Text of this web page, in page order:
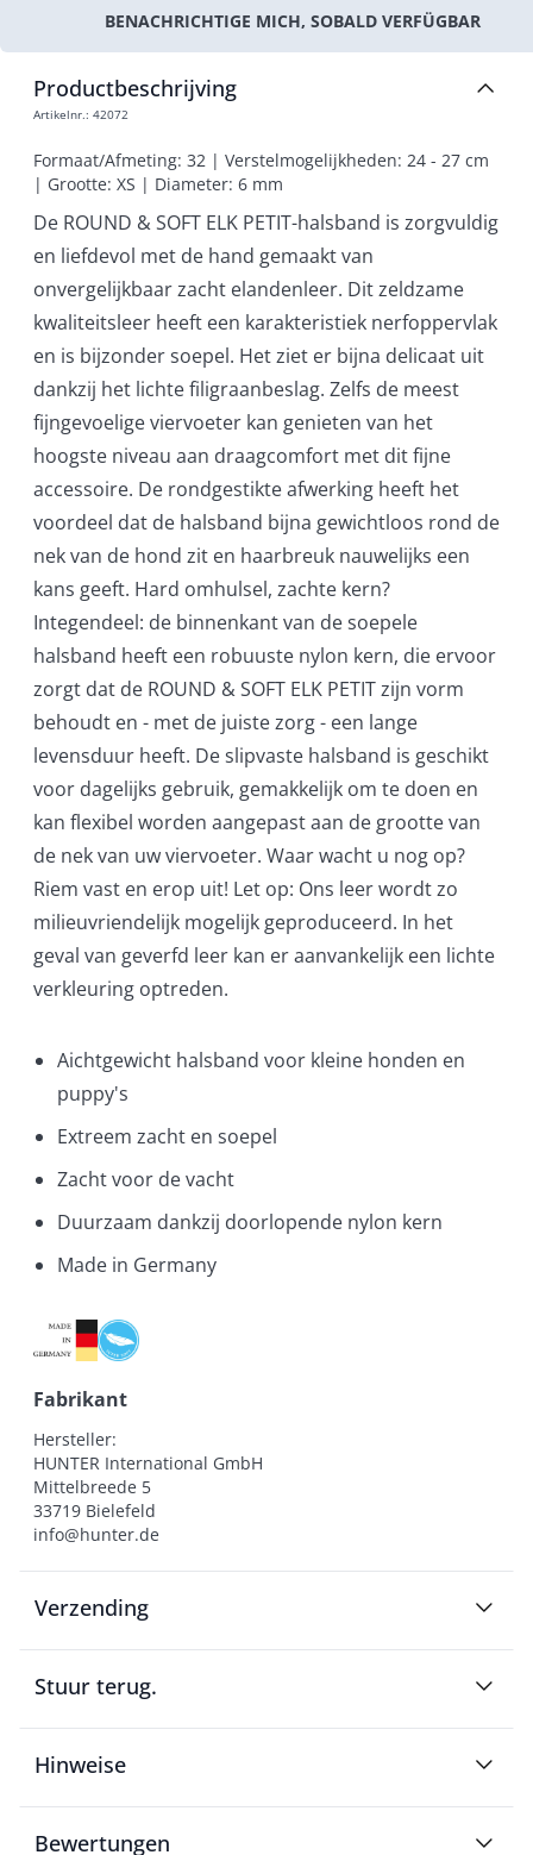
BENACHRICHTIGE MICH, SOBALD VERFÜGBAR
Productbeschrijving
Artikelnr.: 42072
Formaat/Afmeting: 32 | Verstelmogelijkheden: 24 - 27 cm
| Grootte: XS | Diameter: 6 mm
De ROUND & SOFT ELK PETIT-halsband is zorgvuldig
en liefdevol met de hand gemaakt van
onvergelijkbaar zacht elandenleer. Dit zeldzame
kwaliteitsleer heeft een karakteristiek nerfoppervlak
en is bijzonder soepel. Het ziet er bijna delicaat uit
dankzij het lichte filigraanbeslag. Zelfs de meest
fijngevoelige viervoeter kan genieten van het
hoogste niveau aan draagcomfort met dit fijne
accessoire. De rondgestikte afwerking heeft het
voordeel dat de halsband bijna gewichtloos rond de
nek van de hond zit en haarbreuk nauwelijks een
kans geeft. Hard omhulsel, zachte kern?
Integendeel: de binnenkant van de soepele
halsband heeft een robuuste nylon kern, die ervoor
zorgt dat de ROUND & SOFT ELK PETIT zijn vorm
behoudt en - met de juiste zorg - een lange
levensduur heeft. De slipvaste halsband is geschikt
voor dagelijks gebruik, gemakkelijk om te doen en
kan flexibel worden aangepast aan de grootte van
de nek van uw viervoeter. Waar wacht u nog op?
Riem vast en erop uit! Let op: Ons leer wordt zo
milieuvriendelijk mogelijk geproduceerd. In het
geval van geverfd leer kan er aanvankelijk een lichte
verkleuring optreden.
Aichtgewicht halsband voor kleine honden en
puppy's
Extreem zacht en soepel
Zacht voor de vacht
Duurzaam dankzij doorlopende nylon kern
Made in Germany
Fabrikant
Hersteller:
HUNTER International GmbH
Mittelbreede 5
33719 Bielefeld
info@hunter.de
Verzending
Stuur terug.
Hinweise
Bewertungen